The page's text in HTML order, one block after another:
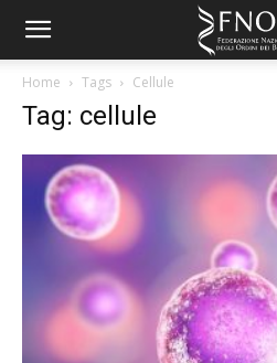
Home Tags Cellule
Tag: cellule